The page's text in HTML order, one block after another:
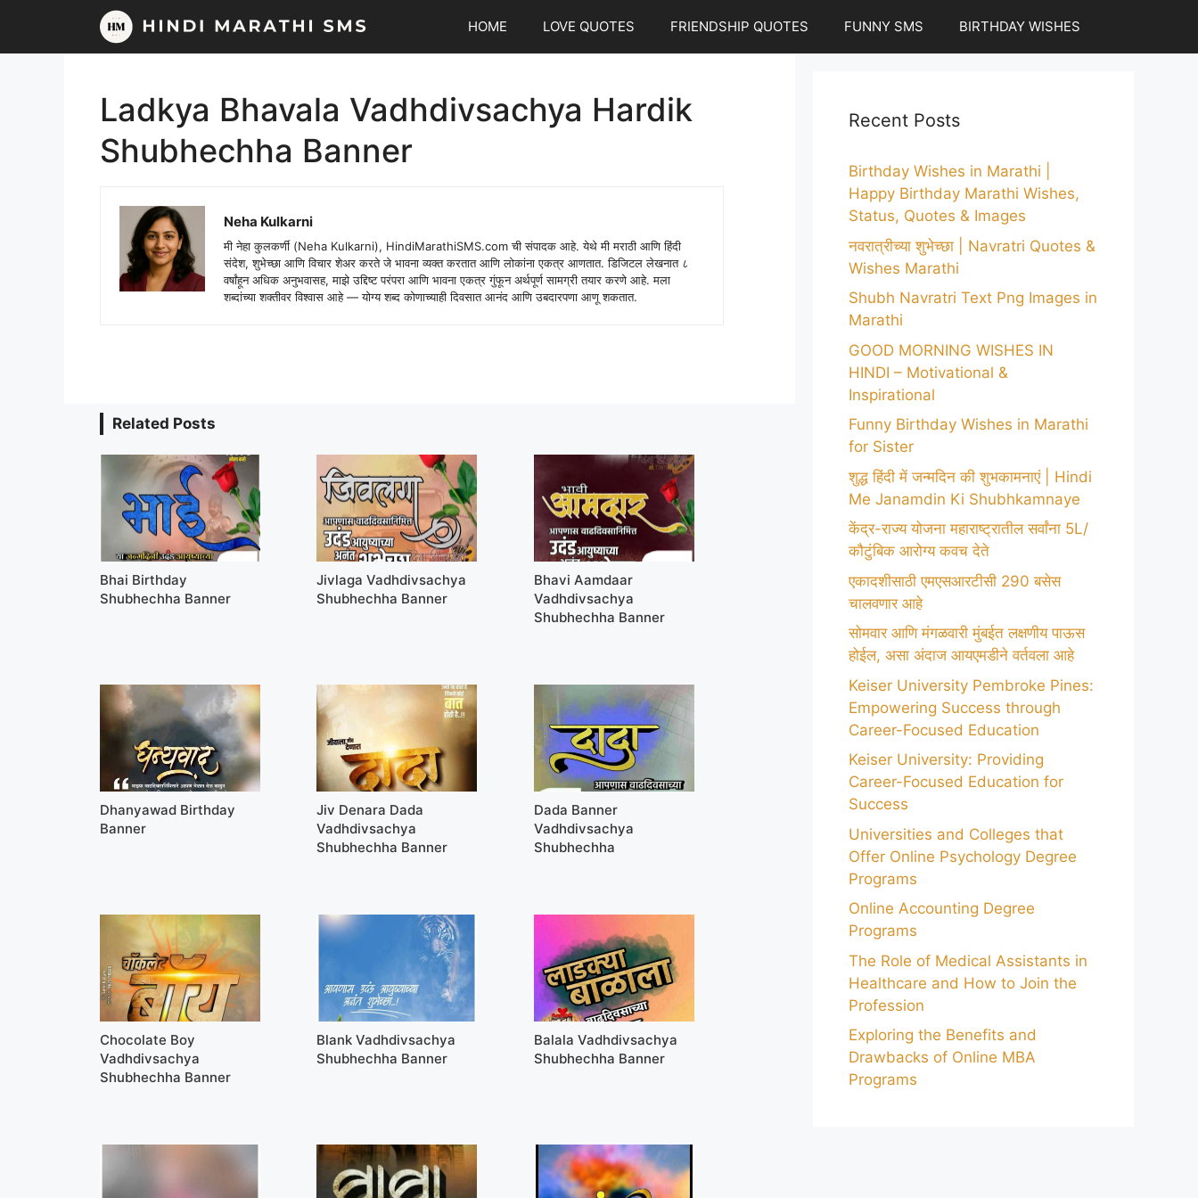
content
HOME LOVE QUOTES FRIENDSHIP QUOTES FUNNY SMS BIRTHDAY WISHES
Ladkya Bhavala Vadhdivsachya Hardik
Shubhechha Banner
Neha Kulkarni
मी नेहा कुलकर्णी (Neha Kulkarni), HindiMarathiSMS.com ची संपादक आहे. येथे मी मराठी आणि हिंदी
संदेश, शुभेच्छा आणि विचार शेअर करते जे भावना व्यक्त करतात आणि लोकांना एकत्र आणतात. डिजिटल लेखनात ८
वर्षांहून अधिक अनुभवासह, माझे उद्दिष्ट परंपरा आणि भावना एकत्र गुंफून अर्थपूर्ण सामग्री तयार करणे आहे. मला
शब्दांच्या शक्तीवर विश्वास आहे — योग्य शब्द कोणाच्याही दिवसात आनंद आणि उबदारपणा आणू शकतात.
Related Posts
Bhai Birthday
Shubhechha Banner
Jivlaga Vadhdivsachya
Shubhechha Banner
Bhavi Aamdaar
Vadhdivsachya
Shubhechha Banner
Dhanyawad Birthday
Banner
Jiv Denara Dada
Vadhdivsachya
Shubhechha Banner
Dada Banner
Vadhdivsachya
Shubhechha
Chocolate Boy
Vadhdivsachya
Shubhechha Banner
Blank Vadhdivsachya
Shubhechha Banner
Balala Vadhdivsachya
Shubhechha Banner
Recent Posts
Birthday Wishes in Marathi |
Happy Birthday Marathi Wishes,
Status, Quotes & Images
नवरात्रीच्या शुभेच्छा | Navratri Quotes &
Wishes Marathi
Shubh Navratri Text Png Images in
Marathi
GOOD MORNING WISHES IN
HINDI – Motivational &
Inspirational
Funny Birthday Wishes in Marathi
for Sister
शुद्ध हिंदी में जन्मदिन की शुभकामनाएं | Hindi
Me Janamdin Ki Shubhkamnaye
केंद्र-राज्य योजना महाराष्ट्रातील सर्वांना 5L/
कौटुंबिक आरोग्य कवच देते
एकादशीसाठी एमएसआरटीसी 290 बसेस
चालवणार आहे
सोमवार आणि मंगळवारी मुंबईत लक्षणीय पाऊस
होईल, असा अंदाज आयएमडीने वर्तवला आहे
Keiser University Pembroke Pines:
Empowering Success through
Career-Focused Education
Keiser University: Providing
Career-Focused Education for
Success
Universities and Colleges that
Offer Online Psychology Degree
Programs
Online Accounting Degree
Programs
The Role of Medical Assistants in
Healthcare and How to Join the
Profession
Exploring the Benefits and
Drawbacks of Online MBA
Programs